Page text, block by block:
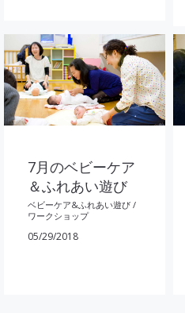
7月のベビーケア
＆ふれあい遊び
ベビーケア&ふれあい遊び/
ワークショップ
05/29/2018